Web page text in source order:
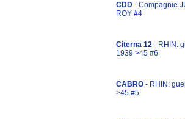
CDD - Compagnie
ROY #4
Citerna 12 - RHIN:
1939 >45 #6
CABRO - RHIN:
>45 #5